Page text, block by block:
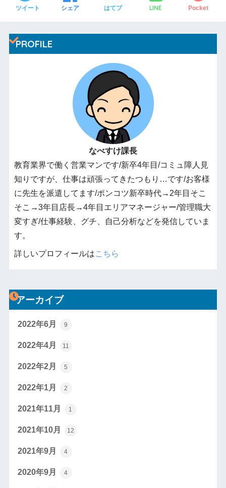
ツイート シェア はてブ LINE Pocket
PROFILE
なべすけ課長
教育業界で働く営業マンです/新卒4年目/コミュ障人見
知りですが、仕事は頑張ってきたつもり…です/お客様
に先生を派遣してます/ポンコツ新卒時代→2年目そこ
そこ→3年目店長→4年目エリアマネージャー/管理職大
変すぎ/仕事経験、グチ、自己分析などを発信していま
す。
詳しいプロフィールはこちら
アーカイブ
2022年6月 9
2022年4月 11
2022年2月 5
2022年1月 2
2021年11月 1
2021年10月 12
2021年9月 4
2020年9月 4